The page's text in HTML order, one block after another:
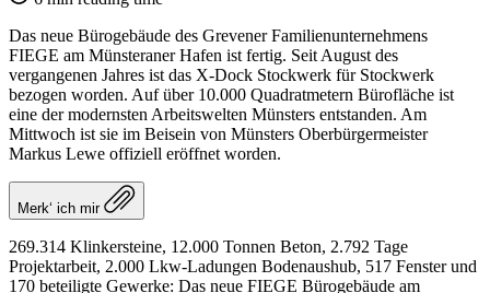
Das neue Bürogebäude des Grevener Familienunternehmens
FIEGE am Münsteraner Hafen ist fertig. Seit August des
vergangenen Jahres ist das X-Dock Stockwerk für Stockwerk
bezogen worden. Auf über 10.000 Quadratmetern Bürofläche ist
eine der modernsten Arbeitswelten Münsters entstanden. Am
Mittwoch ist sie im Beisein von Münsters Oberbürgermeister
Markus Lewe offiziell eröffnet worden.
Merk‘ ich mir
269.314 Klinkersteine, 12.000 Tonnen Beton, 2.792 Tage
Projektarbeit, 2.000 Lkw-Ladungen Bodenaushub, 517 Fenster und
170 beteiligte Gewerke: Das neue FIEGE Bürogebäude am